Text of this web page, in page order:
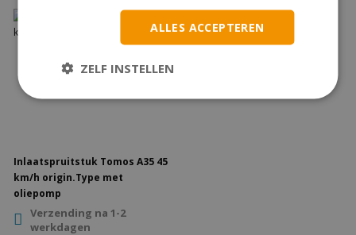
Inlaatspruitstuk Tomos A35 45
km/h origin.Type met
oliepomp
Verzending na 1-2
werkdagen
ALLES ACCEPTEREN
ZELF INSTELLEN